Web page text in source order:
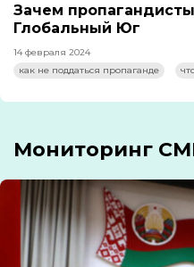
Зачем
Глобальный Юг
14 февраля 2024
как не поддаться пропаганде
Мониторинг